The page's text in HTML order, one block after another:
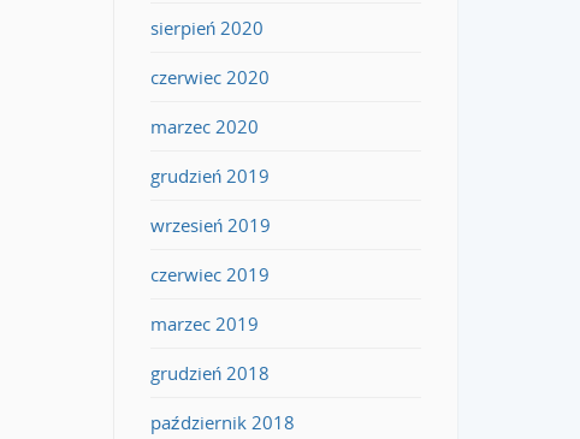
sierpień 2020
czerwiec 2020
marzec 2020
grudzień 2019
wrzesień 2019
czerwiec 2019
marzec 2019
grudzień 2018
październik 2018